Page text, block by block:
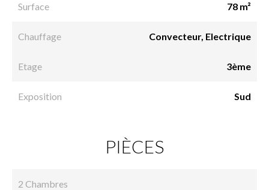
Surface 78 m²
Chauffage Convecteur, Electrique
Etage 3ème
Exposition Sud
PIÈCES
2 Chambres